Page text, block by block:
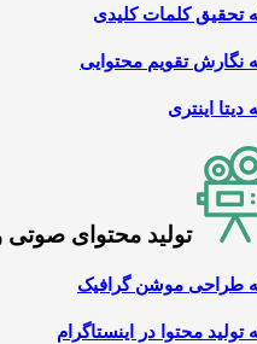
تحقیق کلمات کلیدی
نگارش تقویم محتوایی
دیتا اینتری
تولید محتوای
طراحی موشن گرافیک
تولید محتوا در اینستاگرام